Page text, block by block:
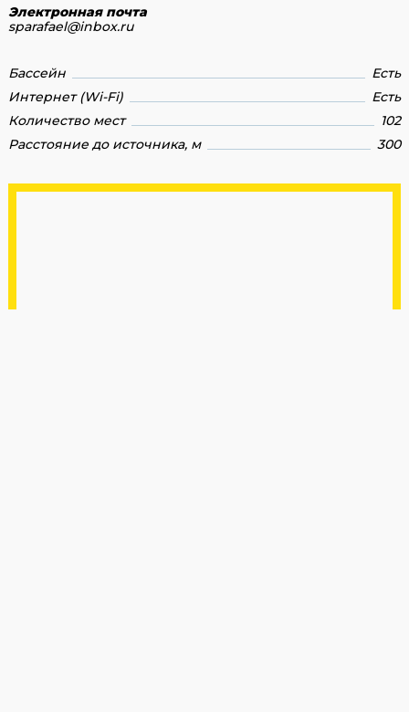
Электронная почта
sparafael@inbox.ru
Бассейн
Есть
Интернет (Wi-Fi)
Есть
Количество мест
102
Расстояние до источника, м
300